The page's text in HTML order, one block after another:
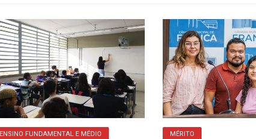
ENSINO FUNDAMENTAL E MÉDIO MÉRITO